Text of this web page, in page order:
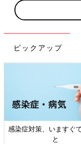
ピックアップ
感染症対策、いますぐ
と